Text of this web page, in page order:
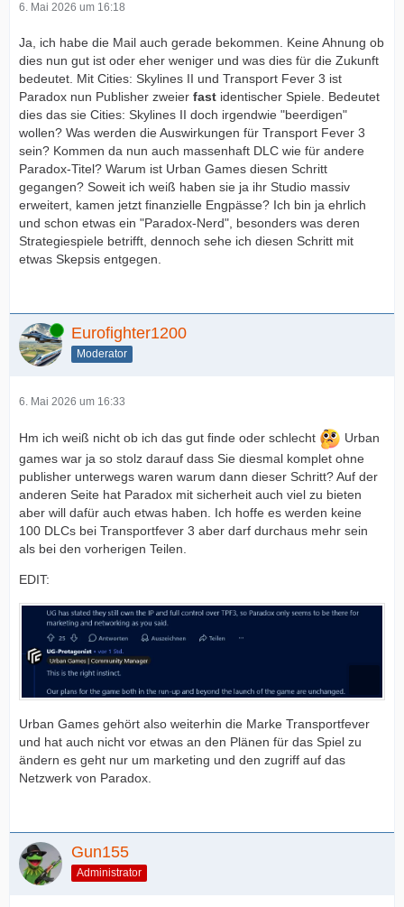
6. Mai 2026 um 16:18
Ja, ich habe die Mail auch gerade bekommen. Keine Ahnung ob
dies nun gut ist oder eher weniger und was dies für die Zukunft
bedeutet. Mit Cities: Skylines II und Transport Fever 3 ist
Paradox nun Publisher zweier fast identischer Spiele. Bedeutet
dies das sie Cities: Skylines II doch irgendwie "beerdigen"
wollen? Was werden die Auswirkungen für Transport Fever 3
sein? Kommen da nun auch massenhaft DLC wie für andere
Paradox-Titel? Warum ist Urban Games diesen Schritt
gegangen? Soweit ich weiß haben sie ja ihr Studio massiv
erweitert, kamen jetzt finanzielle Engpässe? Ich bin ja ehrlich
und schon etwas ein "Paradox-Nerd", besonders was deren
Strategiespiele betrifft, dennoch sehe ich diesen Schritt mit
etwas Skepsis entgegen.
Online Eurofighter1200
Moderator
6. Mai 2026 um 16:33
Hm ich weiß nicht ob ich das gut finde oder schlecht
Urban
games war ja so stolz darauf dass Sie diesmal komplet ohne
publisher unterwegs waren warum dann dieser Schritt? Auf der
anderen Seite hat Paradox mit sicherheit auch viel zu bieten
aber will dafür auch etwas haben. Ich hoffe es werden keine
100 DLCs bei Transportfever 3 aber darf durchaus mehr sein
als bei den vorherigen Teilen.
EDIT:
Urban Games gehört also weiterhin die Marke Transportfever
und hat auch nicht vor etwas an den Plänen für das Spiel zu
ändern es geht nur um marketing und den zugriff auf das
Netzwerk von Paradox.
Gun155
Administrator